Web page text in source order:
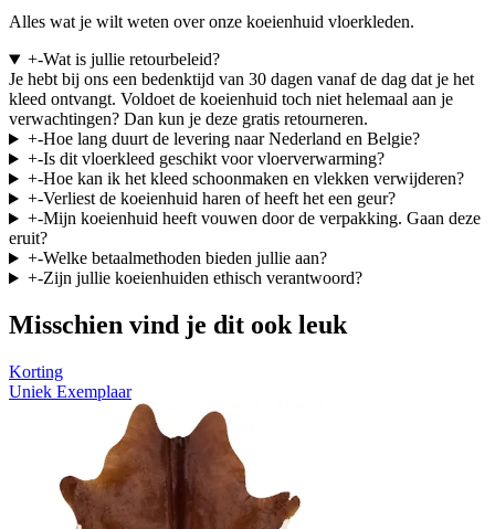
Alles wat je wilt weten over onze koeienhuid vloerkleden.
+-Wat is jullie retourbeleid?
Je hebt bij ons een bedenktijd van 30 dagen vanaf de dag dat je het
kleed ontvangt. Voldoet de koeienhuid toch niet helemaal aan je
verwachtingen? Dan kun je deze gratis retourneren.
+-Hoe lang duurt de levering naar Nederland en Belgie?
+-Is dit vloerkleed geschikt voor vloerverwarming?
+-Hoe kan ik het kleed schoonmaken en vlekken verwijderen?
+-Verliest de koeienhuid haren of heeft het een geur?
+-Mijn koeienhuid heeft vouwen door de verpakking. Gaan deze
eruit?
+-Welke betaalmethoden bieden jullie aan?
+-Zijn jullie koeienhuiden ethisch verantwoord?
Misschien vind je dit ook leuk
Korting
Uniek Exemplaar